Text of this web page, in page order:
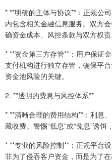
* **明确的主体与协议**：正规公
内包含相关金融信息服务。双方
确资金成本、风控条款与双方权责
* **资金第三方存管**：用户保证
支付机构进行独立存管，确保平
资金池风险的关键。
2. **透明的费息与风控体系**
* **清晰合理的费用结构**：利息
藏收费。警惕“低息”或“免息”诱饵
* **专业的风险控制**：正规平台
非为了侵吞客户资金，而是为了